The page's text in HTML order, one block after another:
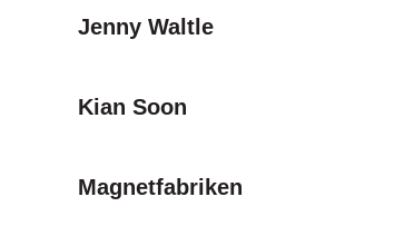
Jenny Waltle
Kian Soon
Magnetfabriken